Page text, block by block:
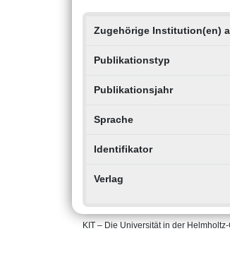
Zugehörige Institution(en)
Publikationstyp
Publikationsjahr
Sprache
Identifikator
Verlag
KIT – Die Universität in der